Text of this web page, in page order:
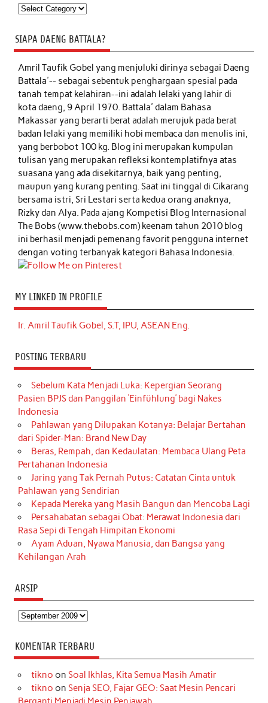
Kategori
SIAPA DAENG BATTALA?
Amril Taufik Gobelyang menjuluki dirinya sebagai Daeng
Battala'-- sebagai sebentuk penghargaan spesial pada
tanah tempat kelahiran--ini adalah lelaki yang lahir di
kota daeng, 9 April 1970. Battala' dalam Bahasa
Makassar yang berarti berat adalah merujuk pada berat
badan lelaki yang memiliki hobi membaca dan menulis ini,
yang berbobot 100 kg. Blog ini merupakan kumpulan
tulisan yang merupakan refleksi kontemplatifnya atas
suasana yang ada disekitarnya, baik yang penting,
maupun yang kurang penting. Saat ini tinggal di Cikarang
bersama istri, Sri Lestari serta kedua orang anaknya,
Rizky dan Alya. Pada ajang Kompetisi Blog Internasional
The Bobs (www.thebobs.com) keenam tahun 2010 blog
ini berhasil menjadi pemenang favorit pengguna internet
dengan voting terbanyak kategori Bahasa Indonesia.
MY LINKED IN PROFILE
Ir. Amril Taufik Gobel, S.T, IPU, ASEAN Eng.
POSTING TERBARU
Sebelum Kata Menjadi Luka: Kepergian Seorang
Pasien BPJS dan Panggilan ‘Einfühlung’ bagi Nakes
Indonesia
Pahlawan yang Dilupakan Kotanya: Belajar Bertahan
dari Spider-Man: Brand New Day
Beras, Rempah, dan Kedaulatan: Membaca Ulang Peta
Pertahanan Indonesia
Jaring yang Tak Pernah Putus: Catatan Cinta untuk
Pahlawan yang Sendirian
Kepada Mereka yang Masih Bangun dan Mencoba Lagi
Persahabatan sebagai Obat: Merawat Indonesia dari
Rasa Sepi di Tengah Himpitan Ekonomi
Ayam Aduan, Nyawa Manusia, dan Bangsa yang
Kehilangan Arah
ARSIP
Arsip
KOMENTAR TERBARU
tikno on Soal Ikhlas, Kita Semua Masih Amatir
tikno on Senja SEO, Fajar GEO: Saat Mesin Pencari